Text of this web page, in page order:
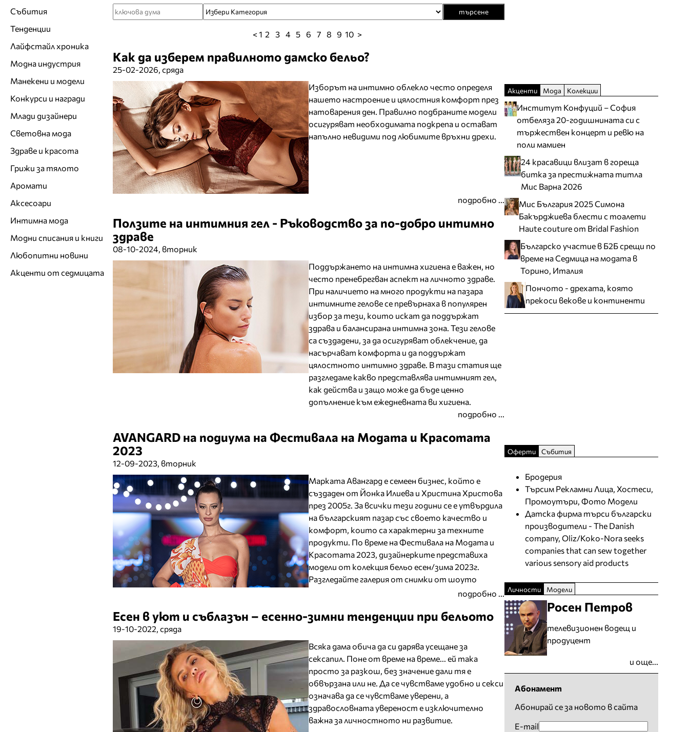
търсене
< 1 2 3 4 5 6 7 8 9 10 >
Как да изберем правилното дамско бельо?
25-02-2026, сряда
Изборът на интимно облекло често определя
нашето настроение и цялостния комфорт през
натоварения ден. Правилно подбраните модели
осигуряват необходимата подкрепа и остават
напълно невидими под любимите връхни дрехи.
подробно ...
Ползите на интимния гел - Ръководство за по-добро интимно
здраве
08-10-2024, вторник
Поддържането на интимна хигиена е важен, но
често пренебрегван аспект на личното здраве.
При наличието на много продукти на пазара
интимните гелове се превърнаха в популярен
избор за тези, които искат да поддържат
здрава и балансирана интимна зона. Тези гелове
са създадени, за да осигуряват облекчение, да
насърчават комфорта и да поддържат
цялостното интимно здраве. В тази статия ще
разгледаме какво представлява интимният гел,
как действа и защо може да бъде ценно
допълнение към ежедневната ви хигиена.
подробно ...
AVANGARD на подиума на Фестивала на Модата и Красотата
2023
12-09-2023, вторник
Марката Авангард е семеен бизнес, който е
създаден от Йонка Илиева и Христина Христова
през 2005г. За всички тези години се е утвърдила
на българският пазар със своето качество и
комфорт, които са характерни за техните
продукти. По време на Фестивала на Модата и
Красотата 2023, дизайнерките представиха
модели от колекция бельо есен/зима 2023г.
Разгледайте галерия от снимки от шоуто
подробно ...
Есен в уют и съблазън – есенно-зимни тенденции при бельото
19-10-2022, сряда
Всяка дама обича да си дарява усещане за
сексапил. Поне от време на време... ей така
просто за разкош, без значение дали тя е
обвързана или не. Да се чувстваме удобно и секси
означава да се чувстваме уверени, а
здравословната увереност е изключително
важна за личностното ни развитие.
Събития
Тенденции
Лайфстайл хроника
Модна индустрия
Манекени и модели
Конкурси и награди
Млади дизайнери
Световна мода
Здраве и красота
Грижи за тялото
Аромати
Аксесоари
Интимна мода
Модни списания и книги
Любопитни новини
Акценти от седмицата
Акценти Мода Колекции
Институт Конфуций – София
отбеляза 20-годишнината си с
тържествен концерт и ревю на
поли мамиен
24 красавици влизат в гореща
битка за престижната титла
Мис Варна 2026
Мис България 2025 Симона
Бакърджиева блести с тоалети
Haute couture от Bridal Fashion
Българско участие в Б2Б срещи по
време на Седмица на модата в
Торино, Италия
Пончото - дрехата, която
прекоси векове и континенти
Оферти Събития
Бродерия
Търсим Рекламни Лица, Хостеси,
Промоутъри, Фото Модели
Датска фирма търси български
производители - The Danish
company, Oliz/Koko-Nora seeks
companies that can sew together
various sensory aid products
Личности Модели
Росен Петров
телевизионен водещ и
продуцент
и още...
Абонамент
Абонирай се за новото в сайта
E-mail